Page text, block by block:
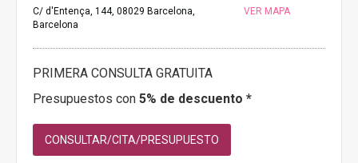
C/ d'Entença, 144, 08029 Barcelona,
Barcelona
VER MAPA
PRIMERA CONSULTA GRATUITA
Presupuestos con 5% de descuento *
CONSULTAR/CITA/PRESUPUESTO